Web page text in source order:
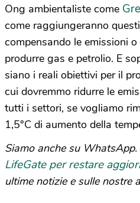
Ong ambientaliste come
come raggiungeranno
compensando le emissioni
produrre gas e petrolio. E
siano i reali obiettivi per il
cui dovremmo ridurre le
tutti i settori, se vogliamo
1,5°C di aumento della
Siamo anche su WhatsApp.
LifeGate per restare
ultime notizie e sulle nostre